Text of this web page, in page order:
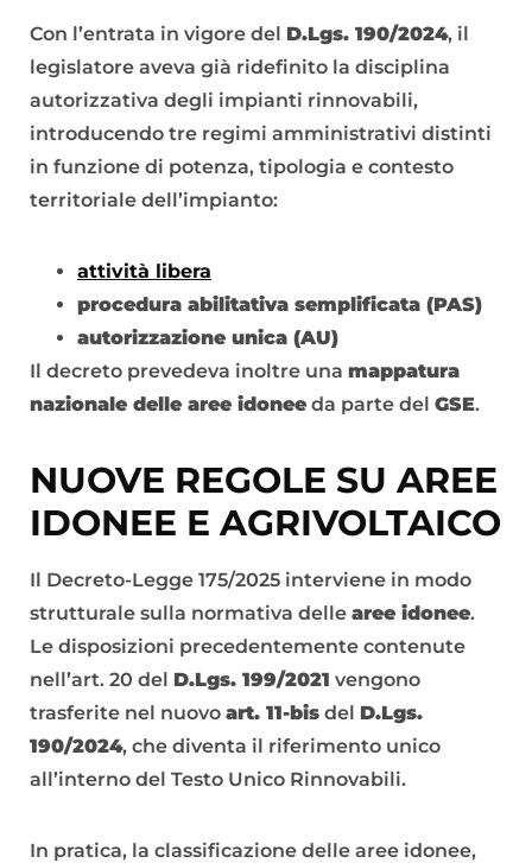
Con l’entrata in vigore del D.Lgs. 190/2024, il
legislatore aveva già ridefinito la disciplina
autorizzativa degli impianti rinnovabili,
introducendo tre regimi amministrativi distinti
in funzione di potenza, tipologia e contesto
territoriale dell’impianto:
attività libera
procedura abilitativa semplificata (PAS)
autorizzazione unica (AU)
Il decreto prevedeva inoltre una mappatura
nazionale delle aree idonee da parte del GSE.
NUOVE REGOLE SU AREE
IDONEE E AGRIVOLTAICO
Il Decreto-Legge 175/2025 interviene in modo
strutturale sulla normativa delle aree idonee.
Le disposizioni precedentemente contenute
nell’art. 20 del D.Lgs. 199/2021 vengono
trasferite nel nuovo art. 11-bis del D.Lgs.
190/2024, che diventa il riferimento unico
all’interno del Testo Unico Rinnovabili.
In pratica, la classificazione delle aree idonee,